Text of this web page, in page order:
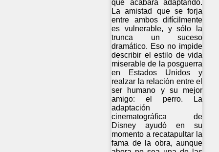
que acabará adaptando.
La amistad que se forja
entre ambos difícilmente
es vulnerable, y sólo la
trunca un suceso
dramático. Eso no impide
describir el estilo de vida
miserable de la posguerra
en Estados Unidos y
realzar la relación entre el
ser humano y su mejor
amigo: el perro. La
adaptación
cinematográfica de
Disney ayudó en su
momento a recatapultar la
fama de la obra, aunque